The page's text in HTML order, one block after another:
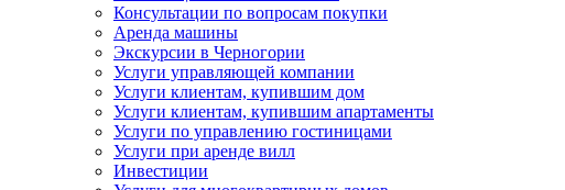
Консультации по вопросам покупки
Аренда машины
Экскурсии в Черногории
Услуги управляющей компании
Услуги клиентам, купившим дом
Услуги клиентам, купившим апартаменты
Услуги по управлению гостиницами
Услуги при аренде вилл
Инвестиции